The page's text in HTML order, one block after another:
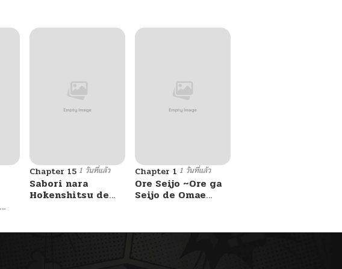
Chapter 15 1 วันที่แล้ว
Sabori nara
Hokenshitsu de
Chapter 1 1 วันที่แล้ว
Ore Seijo ~Ore ga
Seijo de Omae
Otome Game